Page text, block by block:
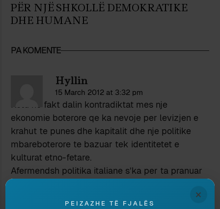
PËR NJË SHKOLLË DEMOKRATIKE
DHE HUMANE
PA KOMENTE
Hyllin
15 March 2012 at 3:32 pm
Ketu ne fakt dalin kontradiktat mes nje
ekonomie boterore qe ka nevoje per levizjen e
krahut te punes dhe kapitalit dhe nje politike
mbareboterore te bazuar tek identitetet e
kulturat etno-fetare.
Afermendsh politika italiane s’ka per ta pranuar
×
PEIZAZHE TË FJALËS